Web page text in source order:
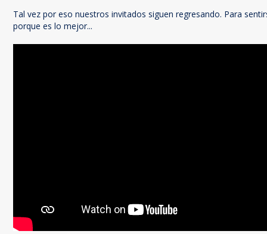
Tal vez por eso nuestros invitados siguen regresando. Para
porque es lo mejor...